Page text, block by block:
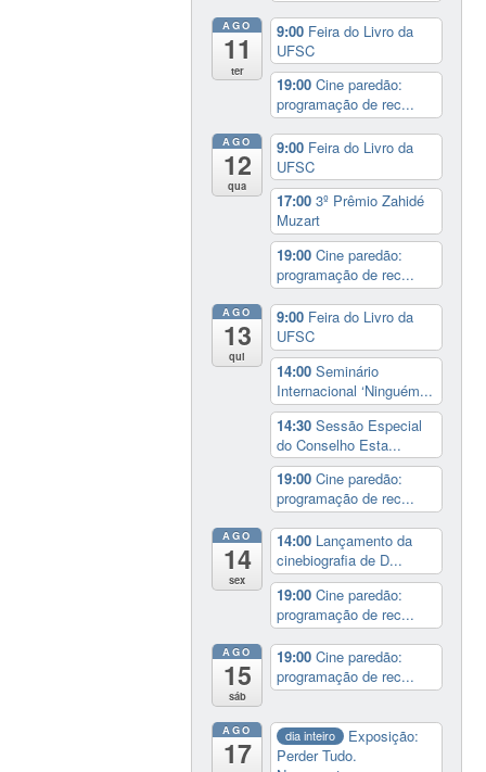
AGO
11
ter
9:00 Feira do Livro da
UFSC
19:00Cine paredão:
programação de rec...
AGO
12
qua
9:00 Feira do Livro da
UFSC
17:003º Prêmio Zahidé
Muzart
19:00Cine paredão:
programação de rec...
AGO
13
qui
9:00 Feira do Livro da
UFSC
14:00Seminário
Internacional ‘Ninguém...
14:30Sessão Especial
do Conselho Esta...
19:00Cine paredão:
programação de rec...
AGO
14
sex
14:00 Lançamento da
cinebiografia de D...
19:00Cine paredão:
programação de rec...
AGO
15
sáb
19:00Cine paredão:
programação de rec...
AGO
17
dia inteiro
Exposição:
Perder Tudo.